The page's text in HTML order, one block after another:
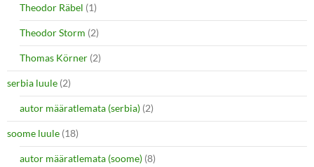
Theodor Räbel (1)
Theodor Storm (2)
Thomas Körner (2)
serbia luule (2)
autor määratlemata (serbia) (2)
soome luule (18)
autor määratlemata (soome) (8)